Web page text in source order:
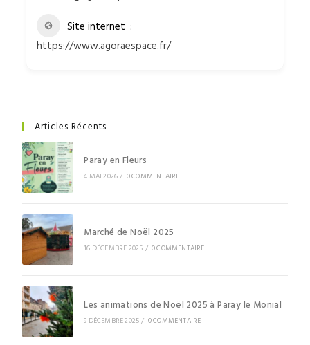
Site internet
https://www.agoraespace.fr/
Articles Récents
Paray en Fleurs
4 MAI 2026 / 0 COMMENTAIRE
Marché de Noël 2025
16 DÉCEMBRE 2025 / 0 COMMENTAIRE
Les animations de Noël 2025 à Paray le Monial
9 DÉCEMBRE 2025 / 0 COMMENTAIRE